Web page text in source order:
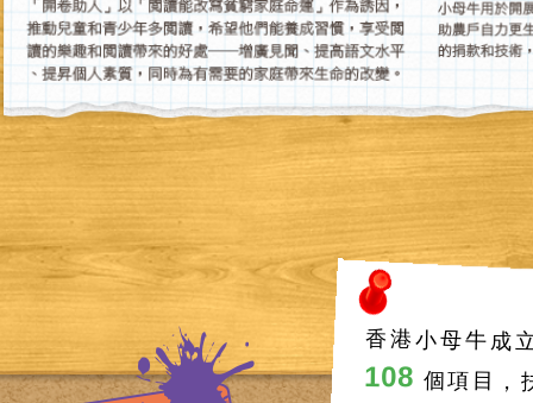
香港小母牛成
108 個項目，